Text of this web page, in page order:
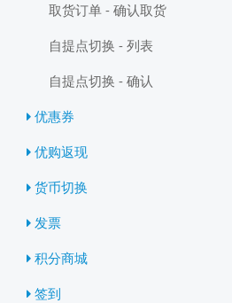
取货订单 - 确认取货
自提点切换 - 列表
自提点切换 - 确认
优惠券
优购返现
货币切换
发票
积分商城
签到